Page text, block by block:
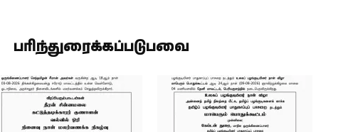
பரிந்துரைக்கப்படுபவை